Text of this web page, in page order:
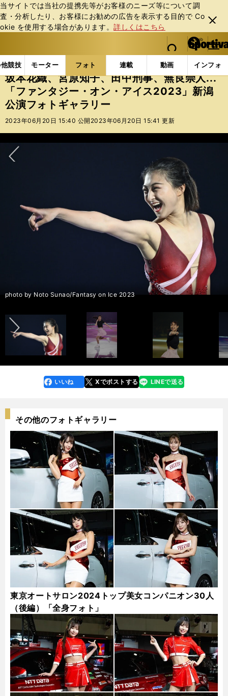
当サイトでは当社の提携先等がお客様のニーズ等について調
査・分析したり、お客様にお勧めの広告を表⽰する⽬的で Co
okie を使⽤する場合があります。詳しくはこちら
閉じ
る
web Sportiva (webスポルティーバ)
検索
マイペ
ー
ジ
メニュ
競技 モーター フォト 連載 動画 インフォ
b
ス
ポ
ル
テ
ー
バ
フォトギャラリー 坂本花織、宮原知子、田中刑事、
坂本花織、宮原知子、田中刑事、無良崇人...
「ファンタジー・オン・アイス2023」新潟
公演フォトギャラリー
2023年06月20日 15:40 公開 2023年06月20日 15:41 更新
photo by Noto Sunao/Fantasy on Ice 2023
幕張公演フォトギャラリーを見る＞＞
宮城公演フォトギャラリーを見る＞＞
宮城公演フォトギャラリーを見る＞＞
幕張公演フォトギャラリーを見る＞＞
photo by Noto Sunao/Fantasy on Ice 2023
前へ
faceboo
k
いいね Xでポストする
line LINEで送る
その他のフォトギャラリー
東京オートサロン2024トップ美女コンパニオン30人
（後編）「全身フォト」